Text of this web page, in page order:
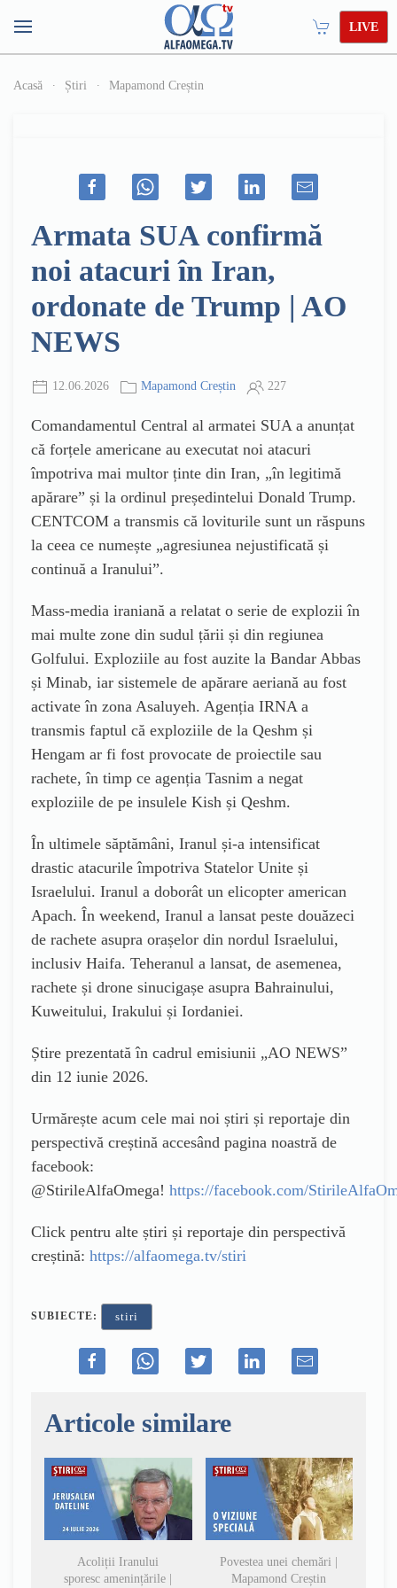
LIVE
Acasă Știri Mapamond Creștin
Armata SUA confirmă
noi atacuri în Iran,
ordonate de Trump | AO
NEWS
12.06.2026 Mapamond Creștin 227
Comandamentul Central al armatei SUA a anunțat
că forțele americane au executat noi atacuri
împotriva mai multor ținte din Iran, „în legitimă
apărare” și la ordinul președintelui Donald Trump.
CENTCOM a transmis că loviturile sunt un răspuns
la ceea ce numește „agresiunea nejustificată și
continuă a Iranului”.
Mass-media iraniană a relatat o serie de explozii în
mai multe zone din sudul țării și din regiunea
Golfului. Exploziile au fost auzite la Bandar Abbas
și Minab, iar sistemele de apărare aeriană au fost
activate în zona Asaluyeh. Agenția IRNA a
transmis faptul că exploziile de la Qeshm și
Hengam ar fi fost provocate de proiectile sau
rachete, în timp ce agenția Tasnim a negat
exploziile de pe insulele Kish și Qeshm.
În ultimele săptămâni, Iranul și-a intensificat
drastic atacurile împotriva Statelor Unite și
Israelului. Iranul a doborât un elicopter american
Apach. În weekend, Iranul a lansat peste douăzeci
de rachete asupra orașelor din nordul Israelului,
inclusiv Haifa. Teheranul a lansat, de asemenea,
rachete și drone sinucigașe asupra Bahrainului,
Kuweitului, Irakului și Iordaniei.
Știre prezentată în cadrul emisiunii „AO NEWS”
din 12 iunie 2026.
Urmărește acum cele mai noi știri și reportaje din
perspectivă creștină accesând pagina noastră de
facebook:
@StirileAlfaOmega! https://facebook.com/
Click pentru alte știri și reportaje din perspectivă
creștină: https://alfaomega.tv/stiri
SUBIECTE: stiri
Articole similare
Acoliții Iranului
sporesc amenințările |
Povestea unei chemări |
Mapamond Creștin